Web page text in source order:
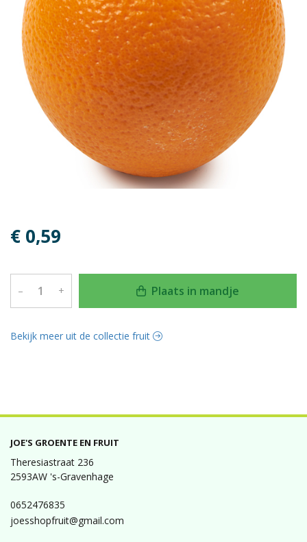
€ 0,59
– + Plaats in mandje
Bekijk meer uit de collectie fruit
JOE'S GROENTE EN FRUIT
Theresiastraat 236
2593AW 's-Gravenhage
0652476835
joesshopfruit@gmail.com